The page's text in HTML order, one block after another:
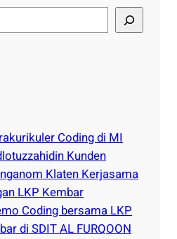
Coding di MI
Kunden
Klaten Kerjasama
LKP Kembar
Coding bersama LKP
di SDIT AL FURQOON